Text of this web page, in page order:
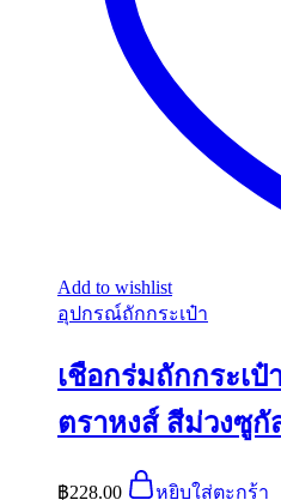
Add to wishlist
อุปกรณ์ถักกระเป๋า
เชือกร่มถักกระเ
ตราหงส์ สีม่วงซูกั
฿228.00 หยิบใส่ตะกร้า